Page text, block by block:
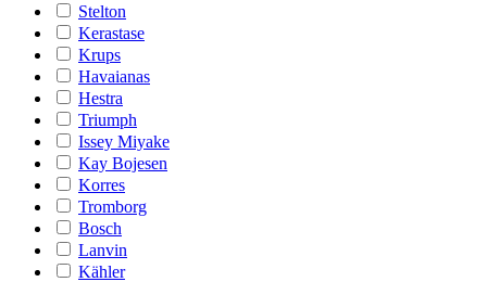
Stelton
Kerastase
Krups
Havaianas
Hestra
Triumph
Issey Miyake
Kay Bojesen
Korres
Tromborg
Bosch
Lanvin
Kähler